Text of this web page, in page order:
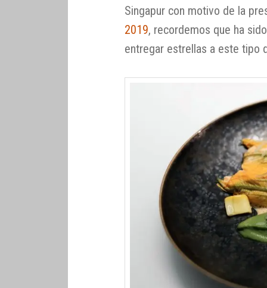
Singapur con motivo de la
2019, recordemos que ha
entregar estrellas a este tipo